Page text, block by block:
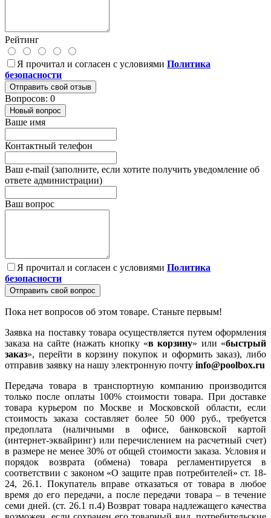
Рейтинг
Я прочитал и согласен с условиями Политика
безопасности
Отправить свой отзыв
Вопросов: 0
Новый вопрос
Ваше имя
Контактный телефон
Ваш e-mail (заполните, если хотите получить уведомление об
ответе администрации)
Ваш вопрос
Я прочитал и согласен с условиями Политика
безопасности
Отправить свой вопрос
Пока нет вопросов об этом товаре. Станьте первым!
Заявка на поставку товара осуществляется путем оформления
заказа на сайте (нажать кнопку «в корзину» или «быстрый
заказ», перейти в корзину покупок и оформить заказ), либо
отправив заявку на нашу электронную почту info@poolbox.ru
Передача товара в транспортную компанию производится
только после оплаты 100% стоимости товара. При доставке
товара курьером по Москве и Московской области, если
стоимость заказа составляет более 50 000 руб., требуется
предоплата (наличными в офисе, банковской картой
(интернет-эквайринг) или перечислением на расчетный счет)
в размере не менее 30% от общей стоимости заказа. Условия и
порядок возврата (обмена) товара регламентируется в
соответствии с законом «О защите прав потребителей» ст. 18-
24, 26.1. Покупатель вправе отказаться от товара в любое
время до его передачи, а после передачи товара – в течение
семи дней. (ст. 26.1 п.4) Возврат товара надлежащего качества